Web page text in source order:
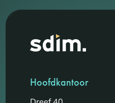
Hoofdkantoor